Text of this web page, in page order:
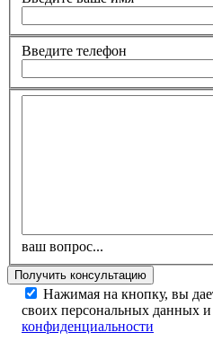
Введите телефон
ваш вопрос...
Нажимая на кнопку, вы
своих персональных данных и
конфиденциальности